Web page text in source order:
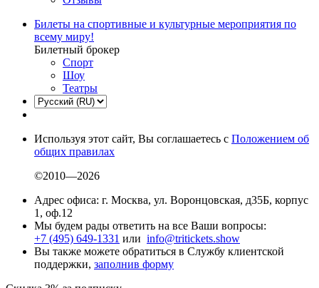
Билеты на спортивные и культурные мероприятия по
всему миру!
Билетный брокер
Спорт
Шоу
Театры
Используя этот сайт, Вы соглашаетесь с Положением об
общих правилах
©2010—2026
Адрес офиса: г. Москва, ул. Воронцовская, д35Б, корпус
1, оф.12
Мы будем рады ответить на все Ваши вопросы:
+7 (495) 649-1331 или info@tritickets.show
Вы также можете обратиться в Службу клиентской
поддержки, заполнив форму